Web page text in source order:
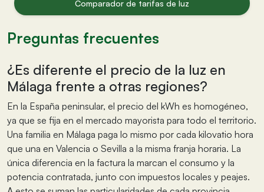
Comparador de tarifas de luz
Preguntas frecuentes
¿Es diferente el precio de la luz en
Málaga frente a otras regiones?
En la España peninsular, el precio del kWh es homogéneo,
ya que se fija en el mercado mayorista para todo el territorio.
Una familia en Málaga paga lo mismo por cada kilovatio hora
que una en Valencia o Sevilla a la misma franja horaria. La
única diferencia en la factura la marcan el consumo y la
potencia contratada, junto con impuestos locales y peajes.